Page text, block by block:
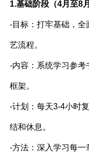
1.基础阶段（4月至8
-目标：打牢基础，
艺流程。
-内容：系统学习参
框架。
-计划：每天3-4小时
结和休息。
-方法：深入学习每